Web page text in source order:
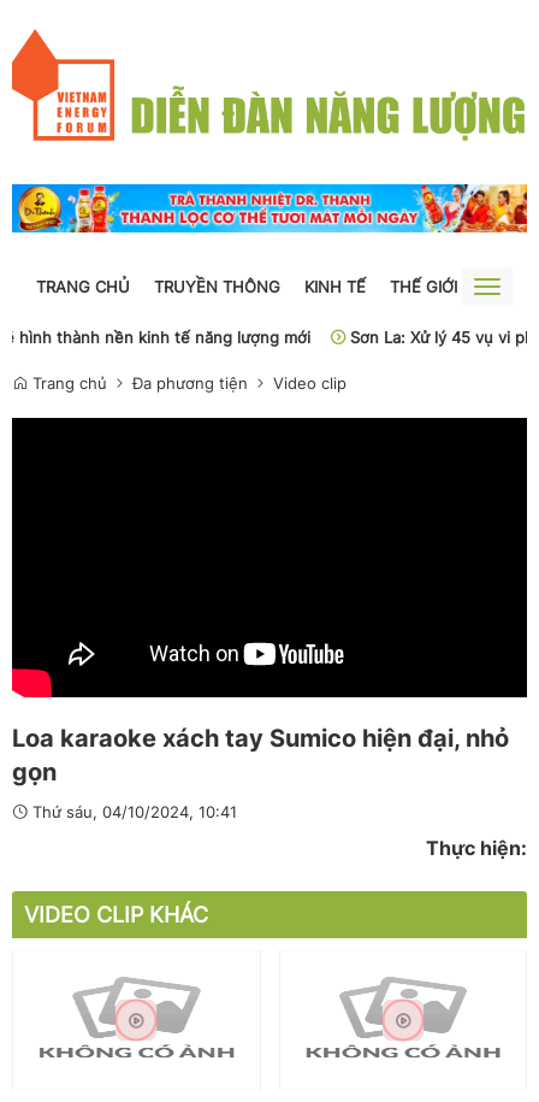
TRANG CHỦ TRUYỀN THÔNG KINH TẾ THẾ GIỚI
Toggle
hình thành nền kinh tế năng lượng mới
Sơn La: Xử lý 45 vụ vi
Trang chủ Đa phương tiện Video clip
Loa karaoke xách tay Sumico hiện đại, nhỏ
gọn
Thứ sáu, 04/10/2024, 10:41
Thực hiện:
VIDEO CLIP KHÁC